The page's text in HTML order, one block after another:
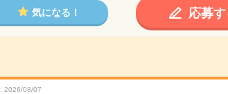
気になる！ 応募す
2026/08/07